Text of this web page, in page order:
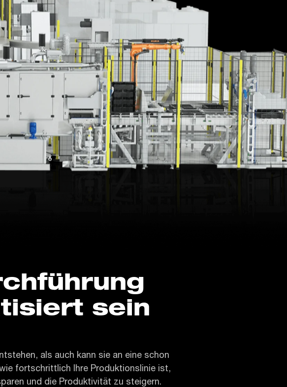
sein
als auch kann sie an eine schon
fortschrittlich Ihre Produktionslinie ist,
und die Produktivität zu steigern.